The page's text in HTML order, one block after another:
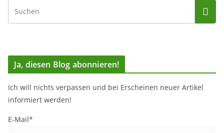
Ja, diesen Blog abonnieren!
Ich will nichts verpassen und bei Erscheinen neuer Artikel
informiert werden!
E-Mail*